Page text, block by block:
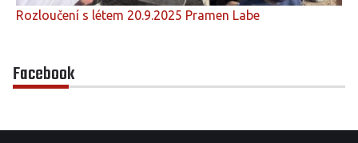
Rozloučení s létem 20.9.2025 Pramen Labe
Facebook